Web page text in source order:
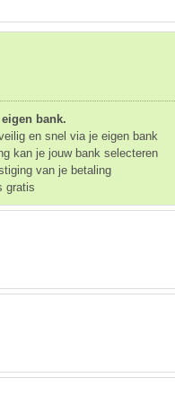
bank.
en snel via je eigen bank
kan je jouw bank selecteren
van je betaling
gratis